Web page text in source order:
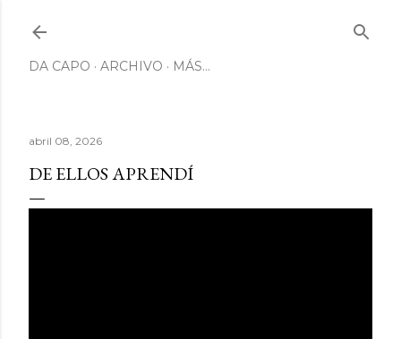
DA CAPO ARCHIVO MÁS…
abril 08, 2026
DE ELLOS APRENDÍ